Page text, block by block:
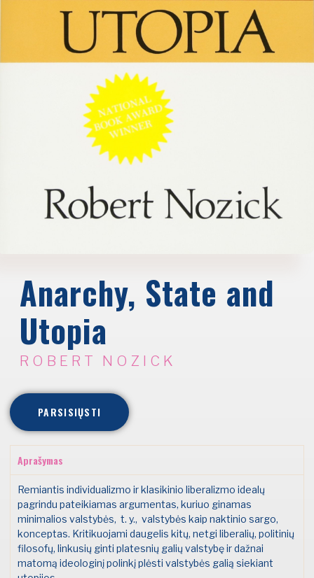
Anarchy, State and
Utopia
ROBERT NOZICK
PARSISIŲSTI
Aprašymas
Remiantis individualizmo ir klasikinio liberalizmo idealų
pagrindu pateikiamas argumentas, kuriuo ginamas
minimalios valstybės, t. y., valstybės kaip naktinio sargo,
konceptas. Kritikuojami daugelis kitų, netgi liberalių, politinių
filosofų, linkusių ginti platesnių galių valstybę ir dažnai
matomą ideologinį polinkį plėsti valstybės galią siekiant